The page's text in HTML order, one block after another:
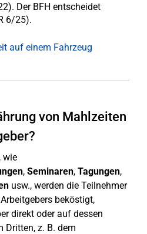
Der BFH entscheidet
6/25).
auf einem Fahrzeug
von Mahlzeiten
wie
, Seminaren, Tagungen,
usw., werden die Teilnehmer
beköstigt,
direkt oder auf dessen
Dritten, z. B. dem